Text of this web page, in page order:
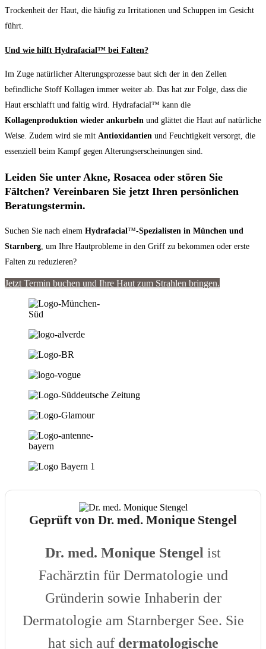
Trockenheit der Haut, die häufig zu Irritationen und Schuppen im Gesicht
führt.
Und wie hilft Hydrafacial™ bei Falten?
Im Zuge natürlicher Alterungsprozesse baut sich der in den Zellen
befindliche Stoff Kollagen immer weiter ab. Das hat zur Folge, dass die
Haut erschlafft und faltig wird. Hydrafacial™ kann die
Kollagenproduktion wieder ankurbeln und glättet die Haut auf natürliche
Weise. Zudem wird sie mit Antioxidantien und Feuchtigkeit versorgt, die
essenziell beim Kampf gegen Alterungserscheinungen sind.
Leiden Sie unter Akne, Rosacea oder stören Sie
Fältchen? Vereinbaren Sie jetzt Ihren persönlichen
Beratungstermin.
Suchen Sie nach einem Hydrafacial™-Spezialisten in München und
Starnberg, um Ihre Hautprobleme in den Griff zu bekommen oder erste
Falten zu reduzieren?
Jetzt Termin buchen und Ihre Haut zum Strahlen bringen.
Geprüft von Dr. med. Monique Stengel
Dr. med. Monique Stengel ist
Fachärztin für Dermatologie und
Gründerin sowie Inhaberin der
Dermatologie am Starnberger See. Sie
hat sich auf dermatologische